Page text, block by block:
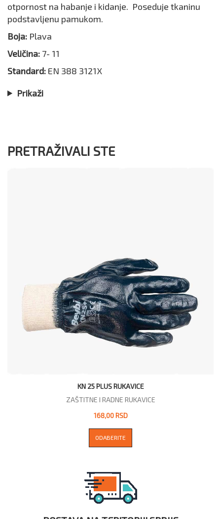
otpornost na habanje i kidanje. Poseduje tkaninu
podstavljenu pamukom.
Boja: Plava
Veličina: 7- 11
Standard: EN 388 3121X
Prikaži
PRETRAŽIVALI STE
KN 25 PLUS RUKAVICE
ZAŠTITNE I RADNE RUKAVICE
168,00 RSD
ODABERITE